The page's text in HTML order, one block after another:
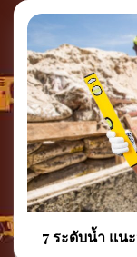
7 ระดับน้ำ แ